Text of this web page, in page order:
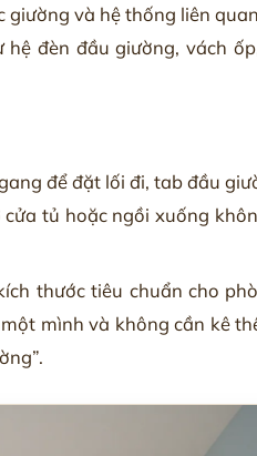
và hệ thống liên
hệ đèn đầu giường, vách
để đặt lối đi, tab đầu
tủ hoặc ngồi xuống
thước tiêu chuẩn cho
mình và không cần kê